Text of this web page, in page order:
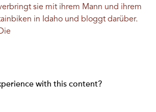
sie mit ihrem Mann und ihrem
in Idaho und bloggt darüber.